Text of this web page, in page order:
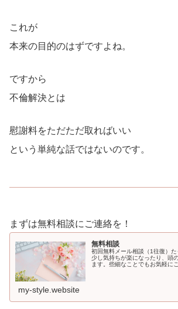
これが
本来の目的のはずですよね。
ですから
不倫解決とは
慰謝料をただただ取ればいい
という単純な話ではないのです。
まずは無料相談にご連絡を！
無料相談
初回無料メール相談（1往復）た
少し気持ちが楽になったり、頭
ます。些細なことでもお気軽に
my-style.website